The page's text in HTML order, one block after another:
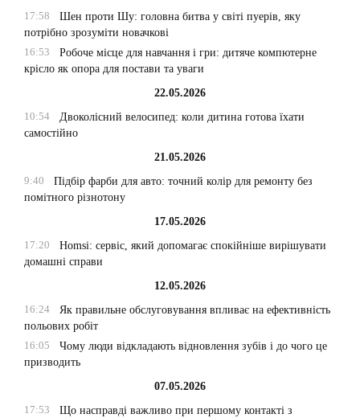
17:58
Шен проти Шу: головна битва у світі пуерів, яку
потрібно зрозуміти новачкові
16:53
Робоче місце для навчання і гри: дитяче компютерне
крісло як опора для постави та уваги
22.05.2026
10:54
Двоколісний велосипед: коли дитина готова їхати
самостійно
21.05.2026
9:40
Підбір фарби для авто: точний колір для ремонту без
помітного різнотону
17.05.2026
17:20
Homsi: сервіс, який допомагає спокійніше вирішувати
домашні справи
12.05.2026
16:24
Як правильне обслуговування впливає на ефективність
польових робіт
16:05
Чому люди відкладають відновлення зубів і до чого це
призводить
07.05.2026
17:53
Що насправді важливо при першому контакті з